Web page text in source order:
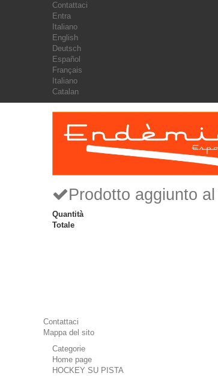
Contattaci
Entra
Italiano
English
Deutsch
Español
Français
Italiano
Catalan
Prodotto aggiunto
Quantità
Totale
Contattaci
Mappa del sito
Categorie
Home page
HOCKEY SU PISTA